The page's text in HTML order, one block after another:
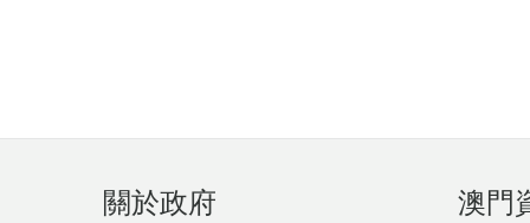
頁
關於政府 澳門